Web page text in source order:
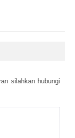
sіlаhkаn hubungі